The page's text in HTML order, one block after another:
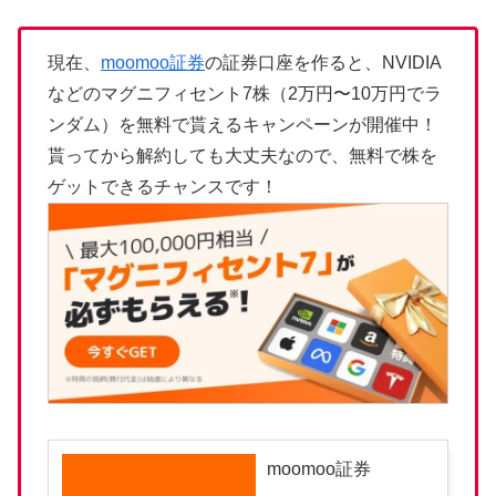
現在、 moomoo証券の証券口座を作ると、NVIDIA
などのマグニフィセント7株（2万円〜10万円でラ
ンダム）を無料で貰えるキャンペーンが開催中！
貰ってから解約しても大丈夫なので、無料で株を
ゲットできるチャンスです！
moomoo証券